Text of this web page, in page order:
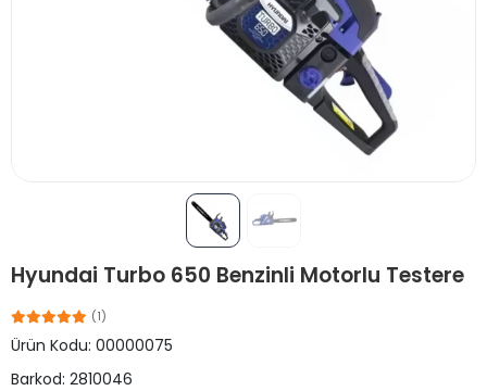
Hyundai Turbo 650 Benzinli Motorlu Testere
(1)
Ürün Kodu: 00000075
Barkod: 2810046